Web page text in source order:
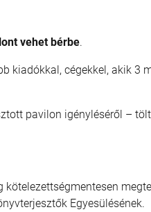
vehet bérbe.
kiadókkal, cégekkel, akik 3
pavilon igényléséről –
Egyesülésének.